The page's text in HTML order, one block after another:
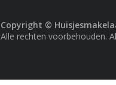
Copyright ©
Alle rechten voorbehouden.